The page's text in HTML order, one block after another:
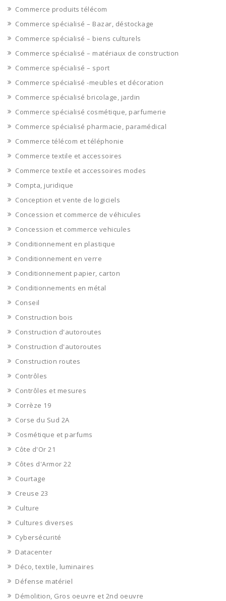
Commerce produits télécom
Commerce spécialisé – Bazar, déstockage
Commerce spécialisé – biens culturels
Commerce spécialisé – matériaux de construction
Commerce spécialisé – sport
Commerce spécialisé -meubles et décoration
Commerce spécialisé bricolage, jardin
Commerce spécialisé cosmétique, parfumerie
Commerce spécialisé pharmacie, paramédical
Commerce télécom et téléphonie
Commerce textile et accessoires
Commerce textile et accessoires modes
Compta, juridique
Conception et vente de logiciels
Concession et commerce de véhicules
Concession et commerce vehicules
Conditionnement en plastique
Conditionnement en verre
Conditionnement papier, carton
Conditionnements en métal
Conseil
Construction bois
Construction d'autoroutes
Construction d'autoroutes
Construction routes
Contrôles
Contrôles et mesures
Corrèze 19
Corse du Sud 2A
Cosmétique et parfums
Côte d'Or 21
Côtes d'Armor 22
Courtage
Creuse 23
Culture
Cultures diverses
Cybersécurité
Datacenter
Déco, textile, luminaires
Défense matériel
Démolition, Gros oeuvre et 2nd oeuvre